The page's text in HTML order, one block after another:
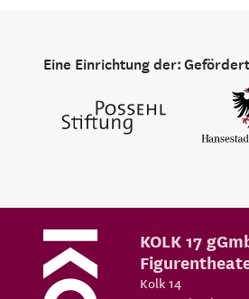
Eine Einrichtung der:
KOLK 17
Kolk 14